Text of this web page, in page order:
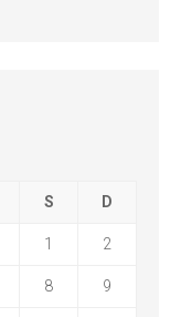
S D
1 2
8 9